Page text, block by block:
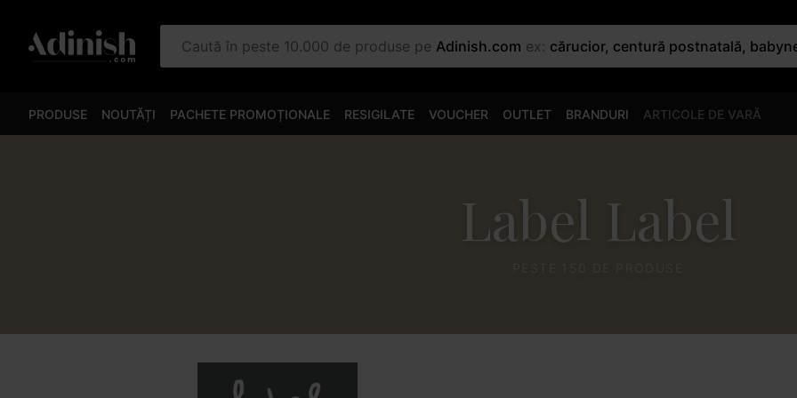
Caută în peste 10.000 de produse pe Adinish.com ex: cărucior, centură postnatală,
PRODUSE NOUTĂȚI PACHETE PROMOȚIONALE RESIGILATE VOUCHER OUTLET BRANDURI ARTICOLE DE VARĂ
Label Label